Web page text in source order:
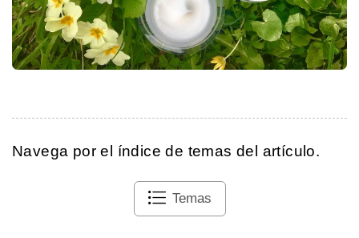
Navega por el índice de temas del artículo.
Temas